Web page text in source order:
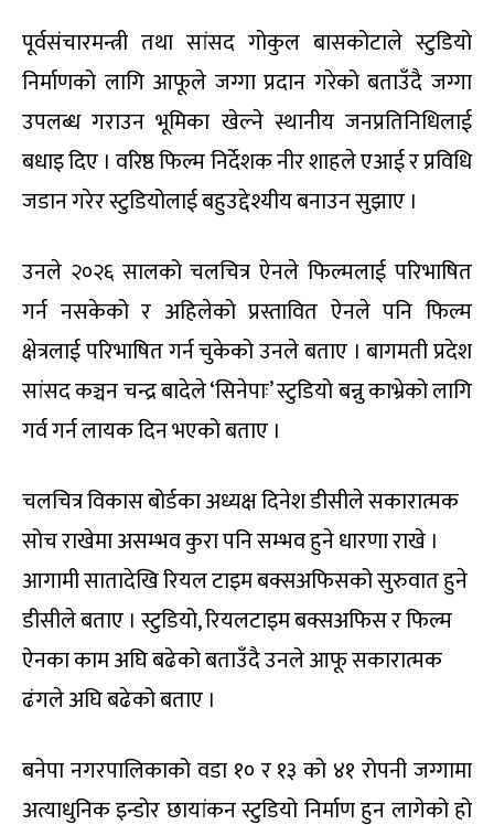
पूर्वसंचारमन्त्री तथा सांसद गोकुल बासकोटाले स्टुडियो
निर्माणको लागि आफूले जग्गा प्रदान गरेको बताउँदै जग्गा
उपलब्ध गराउन भूमिका खेल्ने स्थानीय जनप्रतिनिधिलाई
बधाइ दिए । वरिष्ठ फिल्म निर्देशक नीर शाहले एआई र प्रविधि
जडान गरेर स्टुडियोलाई बहुउद्देश्यीय बनाउन सुझाए ।
उनले २०२६ सालको चलचित्र ऐनले फिल्मलाई परिभाषित
गर्न नसकेको र अहिलेको प्रस्तावित ऐनले पनि फिल्म
क्षेत्रलाई परिभाषित गर्न चुकेको उनले बताए । बागमती प्रदेश
सांसद कञ्चन चन्द्र बादेले ‘सिनेपाः’ स्टुडियो बन्नु काभ्रेको लागि
गर्व गर्न लायक दिन भएको बताए ।
चलचित्र विकास बोर्डका अध्यक्ष दिनेश डीसीले सकारात्मक
सोच राखेमा असम्भव कुरा पनि सम्भव हुने धारणा राखे ।
आगामी सातादेखि रियल टाइम बक्सअफिसको सुरुवात हुने
डीसीले बताए । स्टुडियो, रियलटाइम बक्सअफिस र फिल्म
ऐनका काम अघि बढेको बताउँदै उनले आफू सकारात्मक
ढंगले अघि बढेको बताए ।
बनेपा नगरपालिकाको वडा १० र १३ को ४१ रोपनी जग्गामा
अत्याधुनिक इन्डोर छायांकन स्टुडियो निर्माण हुन लागेको हो